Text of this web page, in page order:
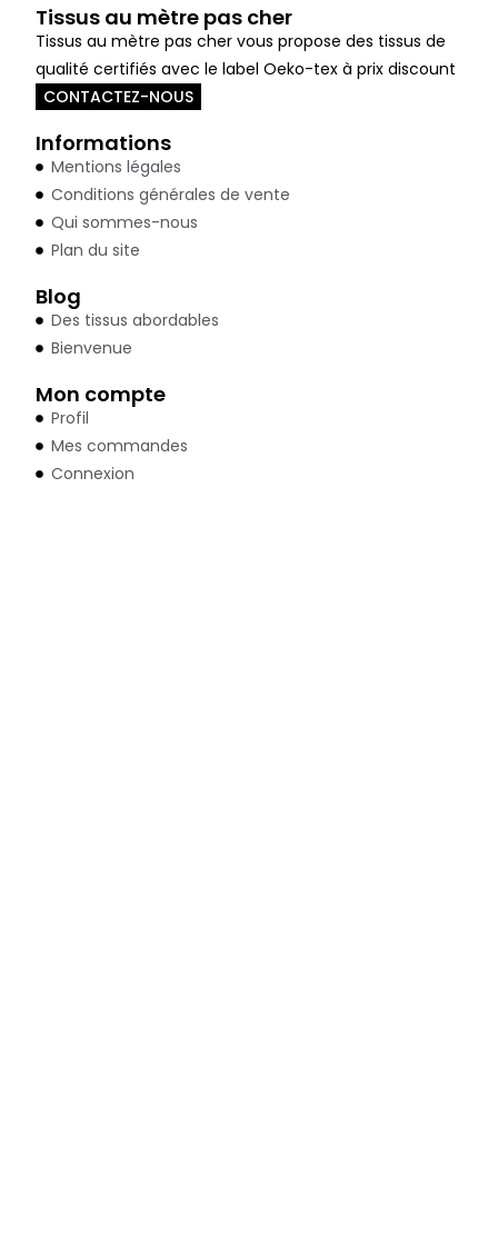
Tissus au mètre pas cher
Tissus au mètre pas cher vous propose des tissus de
qualité certifiés avec le label Oeko-tex à prix discount
CONTACTEZ-NOUS
Informations
Mentions légales
Conditions générales de vente
Qui sommes-nous
Plan du site
Blog
Des tissus abordables
Bienvenue
Mon compte
Profil
Mes commandes
Connexion